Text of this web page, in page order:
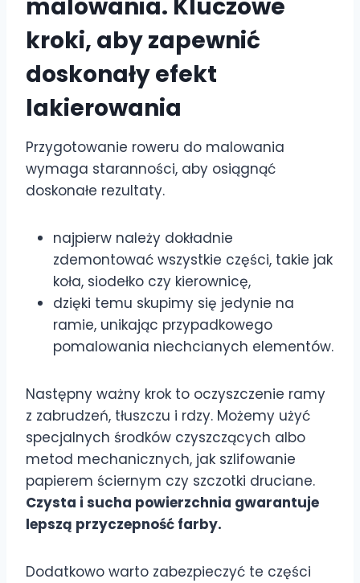
malowania. Kluczowe
kroki, aby zapewnić
doskonały efekt
lakierowania
Przygotowanie roweru do malowania
wymaga staranności, aby osiągnąć
doskonałe rezultaty.
najpierw należy dokładnie
zdemontować wszystkie części, takie jak
koła, siodełko czy kierownicę,
dzięki temu skupimy się jedynie na
ramie, unikając przypadkowego
pomalowania niechcianych elementów.
Następny ważny krok to oczyszczenie ramy
z zabrudzeń, tłuszczu i rdzy. Możemy użyć
specjalnych środków czyszczących albo
metod mechanicznych, jak szlifowanie
papierem ściernym czy szczotki druciane.
Czysta i sucha powierzchnia gwarantuje
lepszą przyczepność farby.
Dodatkowo warto zabezpieczyć te części